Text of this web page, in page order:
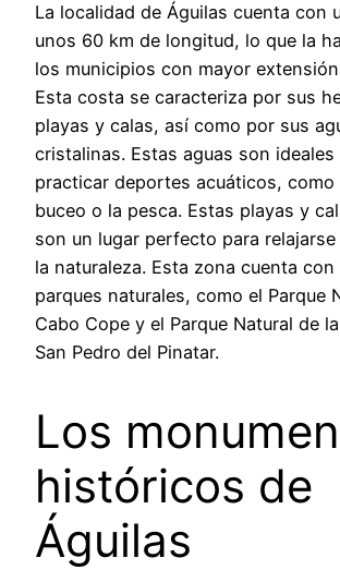
La localidad de Águilas cuenta con
unos 60 km de longitud, lo que la
los municipios con mayor
Esta costa se caracteriza por sus
playas y calas, así como por sus
cristalinas. Estas aguas son ideales
practicar deportes acuáticos, como
buceo o la pesca. Estas playas y
son un lugar perfecto para
la naturaleza. Esta zona cuenta con
parques naturales, como el Parque
Cabo Cope y el Parque Natural de
San Pedro del Pinatar.
Los
históricos de
Águilas